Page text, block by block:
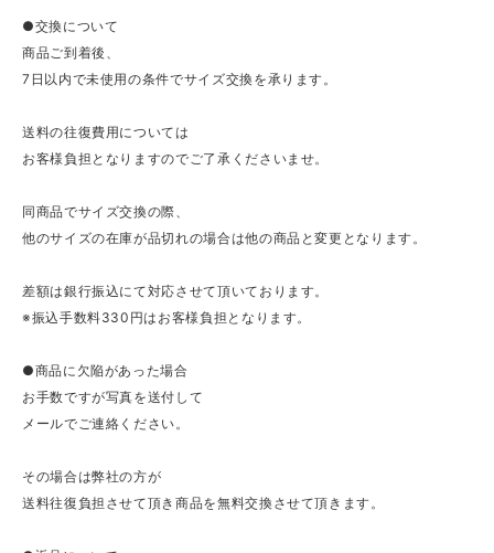
●交換について
商品ご到着後、
7日以内で未使用の条件でサイズ交換を承ります。
送料の往復費用については
お客様負担となりますのでご了承くださいませ。
同商品でサイズ交換の際、
他のサイズの在庫が品切れの場合は他の商品と変更となります。
差額は銀行振込にて対応させて頂いております。
※振込手数料330円はお客様負担となります。
●商品に欠陥があった場合
お手数ですが写真を送付して
メールでご連絡ください。
その場合は弊社の方が
送料往復負担させて頂き商品を無料交換させて頂きます。